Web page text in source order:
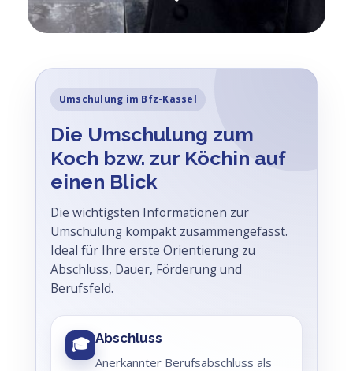
Umschulung im Bfz-Kassel
Die Umschulung zum
Koch bzw. zur Köchin auf
einen Blick
Die wichtigsten Informationen zur
Umschulung kompakt zusammengefasst.
Ideal für Ihre erste Orientierung zu
Abschluss, Dauer, Förderung und
Berufsfeld.
🎓 Abschluss
Anerkannter Berufsabschluss als